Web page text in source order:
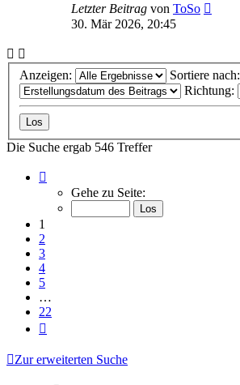
Letzter Beitrag von ToSo
30. Mär 2026, 20:45
Anzeigen:
Sortiere nach:
Richtung:
Die Suche ergab 546 Treffer
von
Gehe zu Seite:
1
2
3
4
5
…
22
Zur erweiterten Suche